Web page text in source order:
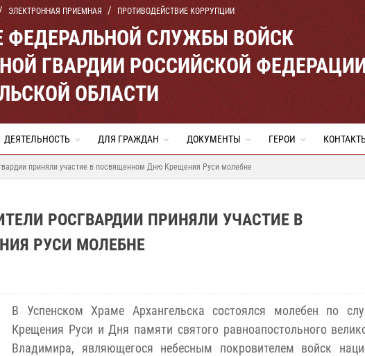
ЭЛЕКТРОННАЯ ПРИЕМНАЯ ПРОТИВОДЕЙСТВИЕ КОРРУПЦИИ
ФЕДЕРАЛЬНОЙ СЛУЖБЫ ВОЙСК
ГВАРДИИ РОССИЙСКОЙ
ОБЛАСТИ
ДЕЯТЕЛЬНОСТЬ ДЛЯ ГРАЖДАН ДОКУМЕНТЫ ГЕРОИ
приняли участие в посвященном Дню Крещения Руси молебне
РОСГВАРДИИ ПРИНЯЛИ УЧАСТИЕ В
РУСИ МОЛЕБНЕ
В Успенском Храме Архангельска состоялся молебен по
Крещения Руси и Дня памяти святого равноапостольного
Владимира, являющегося небесным покровителем войск